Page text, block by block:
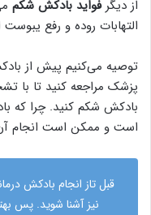
از دیگرفواید بادکش شکم
التهابات روده و رفع یبوست
توصیه می‌کنیم پیش از
پزشک مراجعه کنید تا با
بادکش شکم کنید. چرا که
است و ممکن است انجام
قبل تاز انجام بادکش
نیز آشنا شوید. پس